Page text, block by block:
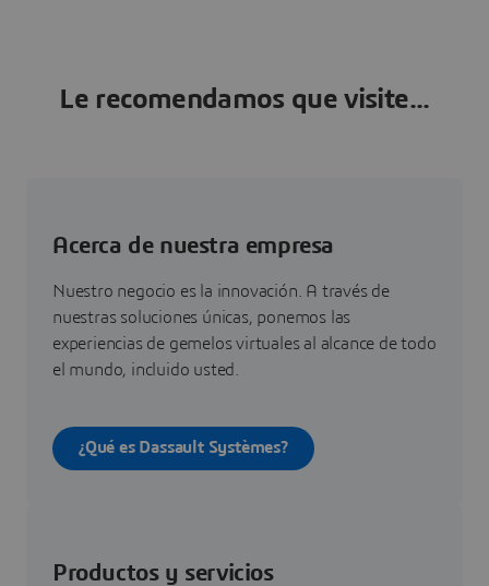
Le recomendamos que visite...
Acerca de nuestra empresa
Nuestro negocio es la innovación. A través de
nuestras soluciones únicas, ponemos las
experiencias de gemelos virtuales al alcance de todo
el mundo, incluido usted.
¿Qué es Dassault Systèmes?
Productos y servicios